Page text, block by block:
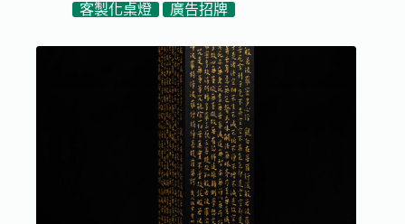
客製化桌燈
廣告招牌